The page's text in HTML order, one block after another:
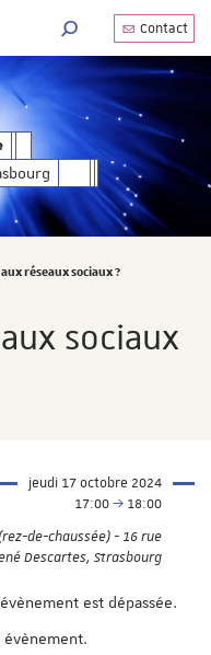
MOTEUR DE
Contact
réseaux sociaux ?
sociaux
jeudi 17 octobre 2024
17:00
18:00
de-chaussée) - 16 rue
Descartes, Strasbourg
est dépassée.